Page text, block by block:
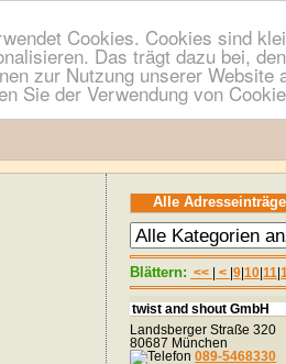
Cookies. Cookies sind
Das trägt dazu bei,
zur Nutzung unserer
Sie der Verwendung von
Alle
Blättern: << < |9 |10 |11 |
twist and shout GmbH
Landsberger Straße 320
80687 München
089-5468330